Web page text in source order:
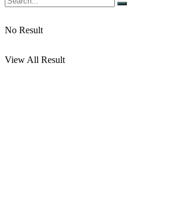
No Result
View All Result